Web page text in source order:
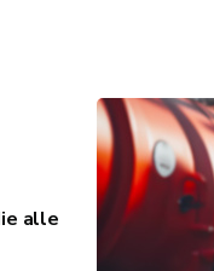
alle